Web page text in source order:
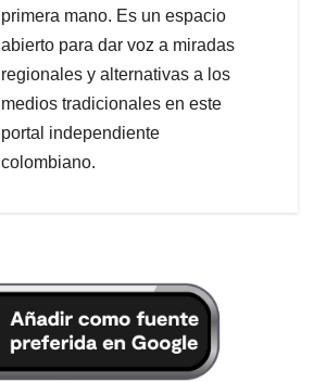
primera mano. Es un espacio
abierto para dar voz a miradas
regionales y alternativas a los
medios tradicionales en este
portal independiente
colombiano.